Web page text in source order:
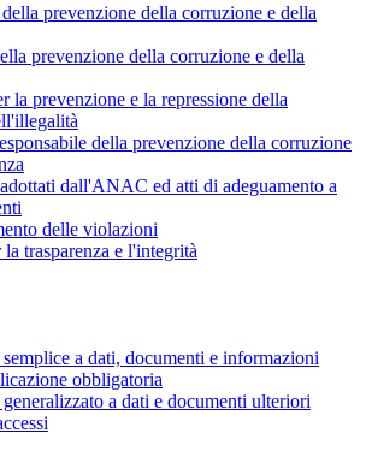
prevenzione della corruzione e della
prevenzione della corruzione e della
la prevenzione e la repressione della
della prevenzione della corruzione
dall'ANAC ed atti di adeguamento a
delle violazioni
trasparenza e l'integrità
a dati, documenti e informazioni
obbligatoria
a dati e documenti ulteriori